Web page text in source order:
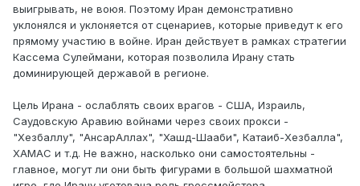
выигрывать, не воюя. Поэтому Иран демонстративно
уклонялся и уклоняется от сценариев, которые приведут к его
прямому участию в войне. Иран действует в рамках стратегии
Кассема Сулеймани, которая позволила Ирану стать
доминирующей державой в регионе.
Цель Ирана - ослаблять своих врагов - США, Израиль,
Саудовскую Аравию войнами через своих прокси -
"Хезбаллу", "АнсарАллах", "Хашд-Шааби", Катаиб-Хезбалла",
ХАМАС и т.д. Не важно, насколько они самостоятельны -
главное, могут ли они быть фигурами в большой шахматной